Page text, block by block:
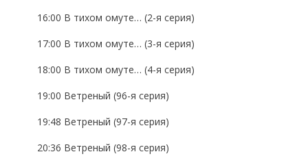
16:00 В тихом омуте… (2-я серия)
17:00 В тихом омуте… (3-я серия)
18:00 В тихом омуте… (4-я серия)
19:00 Ветреный (96-я серия)
19:48 Ветреный (97-я серия)
20:36 Ветреный (98-я серия)